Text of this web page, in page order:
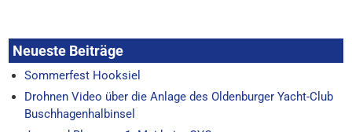
Neueste Beiträge
Sommerfest Hooksiel
Drohnen Video über die Anlage des Oldenburger Yacht-Club
Buschhagenhalbinsel